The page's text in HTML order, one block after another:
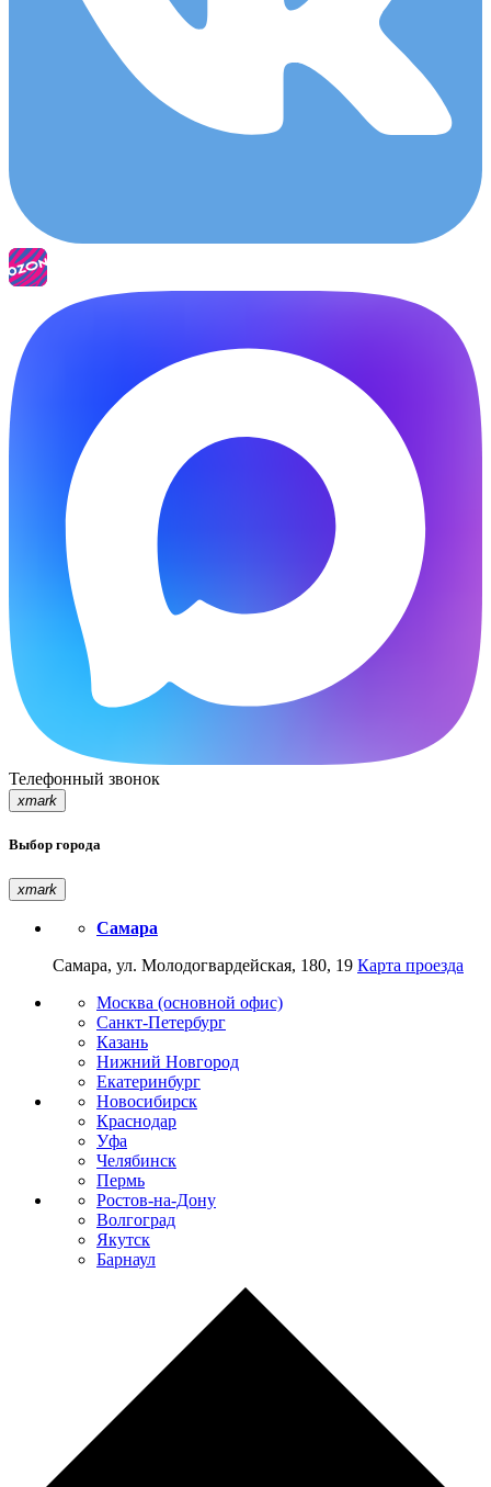
Телефонный звонок
xmark
Выбор города
xmark
Самара
Самара, ул. Молодогвардейская, 180, 19 Карта проезда
Москва (основной офис)
Санкт-Петербург
Казань
Нижний Новгород
Екатеринбург
Новосибирск
Краснодар
Уфа
Челябинск
Пермь
Ростов-на-Дону
Волгоград
Якутск
Барнаул